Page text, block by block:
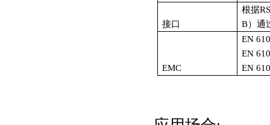
接口
根据
B）通
EMC
EN
EN
EN